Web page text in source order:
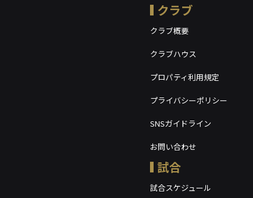
クラブ
クラブ概要
クラブハウス
プロパティ利用規定
プライバシーポリシー
SNSガイドライン
お問い合わせ
試合
試合スケジュール